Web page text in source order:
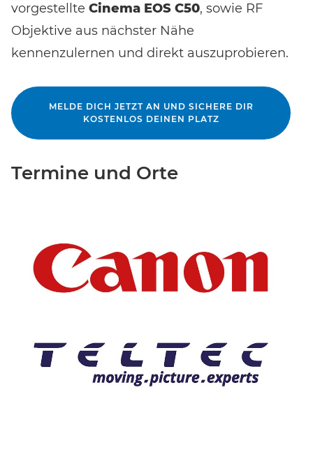
EVENT FINDEN
entscheiden und Zugang zu exklusiven Inhalten und
Bewertungen erhalten.
vorgestellte Cinema EOS C50, sowie RF
Objektive aus nächster Nähe
kennenzulernen und direkt auszuprobieren.
MELDE DICH JETZT AN UND SICHERE DIR
KOSTENLOS DEINEN PLATZ
Termine und Orte